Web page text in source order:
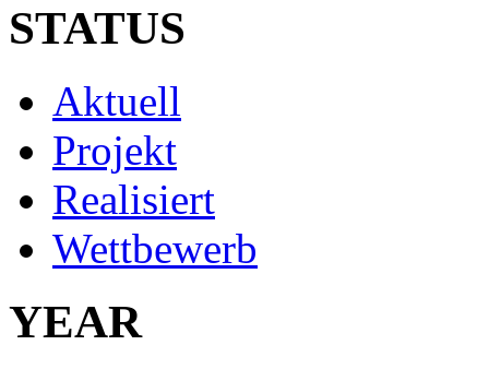
STATUS
Aktuell
Projekt
Realisiert
Wettbewerb
YEAR